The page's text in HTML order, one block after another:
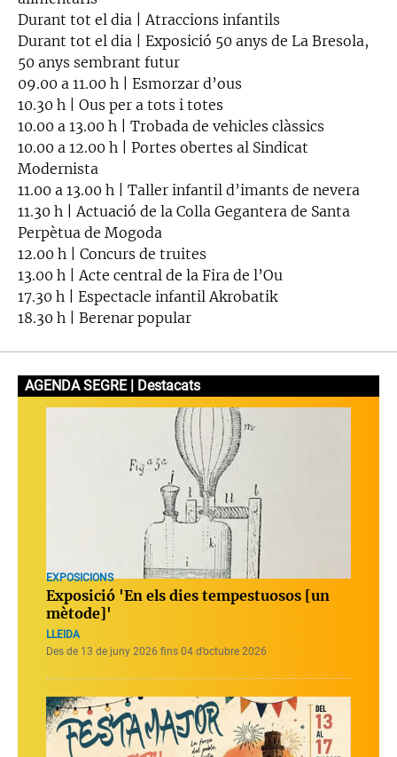
Durant tot el dia | Atraccions infantils
Durant tot el dia | Exposició 50 anys de La Bresola,
50 anys sembrant futur
09.00 a 11.00 h | Esmorzar d’ous
10.30 h | Ous per a tots i totes
10.00 a 13.00 h | Trobada de vehicles clàssics
10.00 a 12.00 h | Portes obertes al Sindicat
Modernista
11.00 a 13.00 h | Taller infantil d’imants de nevera
11.30 h | Actuació de la Colla Gegantera de Santa
Perpètua de Mogoda
12.00 h | Concurs de truites
13.00 h | Acte central de la Fira de l’Ou
17.30 h | Espectacle infantil Akrobatik
18.30 h | Berenar popular
AGENDA SEGRE | Destacats
EXPOSICIONS
Exposició 'En els dies tempestuosos [un
mètode]'
LLEIDA
Des de 13 de juny 2026 fins 04 d’octubre 2026